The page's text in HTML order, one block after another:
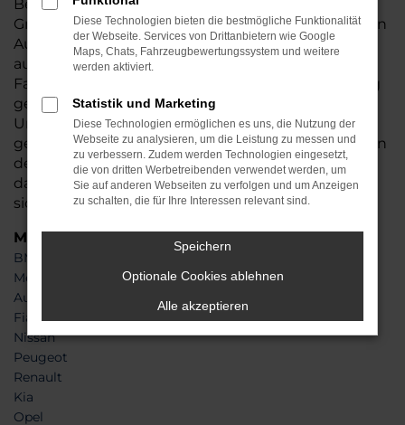
Bequemlichkeit ist maximal. Auto Auto Seubert
GmbH ist seit 1986 Ihr kompetenter Partner in allen
Autofragen. Unser Familienunternehmen hat sich
auf den Online-Autohandel spezialisiert und liefert
Fahrzeuge wie eine Škoda Superb Tageszulassung
gerne direkt zu Ihnen nach Berlin oder die
Umgebung. Mit anderen Worten können Sie
getrost am Schreibtisch sitzen bleiben und wickeln
den kompletten Autokauf online ab. Dass sich
dadurch eine Menge Euro sparen lassen, versteht
sich hoffentlich von selbst.
Marken
BMW
Mercedes-Benz
Audi
Fiat
Nissan
Peugeot
Renault
Kia
Opel
Diese Technologien bieten die bestmögliche Funktionalität
der Webseite. Services von Drittanbietern wie Google
Maps, Chats, Fahrzeugbewertungssystem und weitere
werden aktiviert.
Statistik und Marketing
Diese Technologien ermöglichen es uns, die Nutzung der
Webseite zu analysieren, um die Leistung zu messen und
zu verbessern. Zudem werden Technologien eingesetzt,
die von dritten Werbetreibenden verwendet werden, um
Sie auf anderen Webseiten zu verfolgen und um Anzeigen
zu schalten, die für Ihre Interessen relevant sind.
Speichern
Optionale Cookies ablehnen
Alle akzeptieren